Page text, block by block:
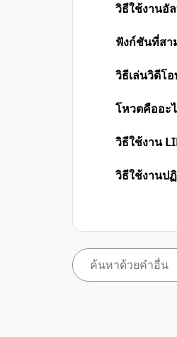
วิธีใช้งานอั
ฟังก์ชันที่สา
วิธีเล่นวิดีโ
โหวตคืออะ
วิธีใช้งาน
วิธีใช้งานป